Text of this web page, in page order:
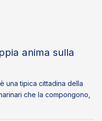
anima sulla
è una tipica cittadina della
che la compongono,